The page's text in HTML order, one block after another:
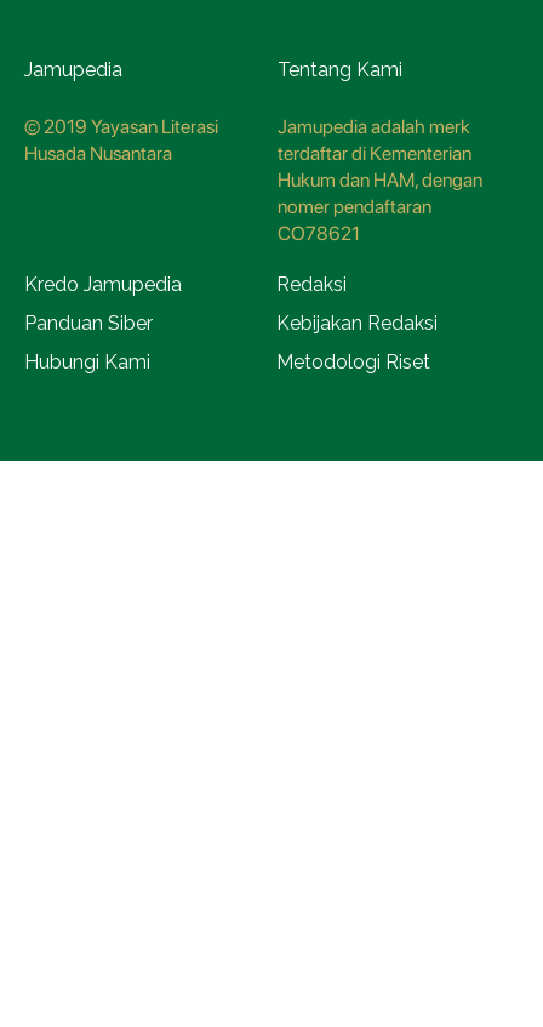
Jamupedia
© 2019 Yayasan Literasi
Husada Nusantara
Tentang Kami
Jamupedia adalah merk
terdaftar di Kementerian
Hukum dan HAM, dengan
nomer pendaftaran
CO78621
Kredo Jamupedia
Redaksi
Panduan Siber
Kebijakan Redaksi
Hubungi Kami
Metodologi Riset